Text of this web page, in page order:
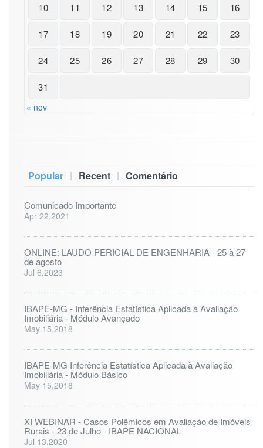
10 11 12 13 14 15 16
17 18 19 20 21 22 23
24 25 26 27 28 29 30
31
« nov
Popular | Recent | Comentário
Comunicado Importante
Apr 22,2021
ONLINE: LAUDO PERICIAL DE ENGENHARIA - 25 à 27
de agosto
Jul 6,2023
IBAPE-MG - Inferência Estatística Aplicada à Avaliação
Imobiliária - Módulo Avançado
May 15,2018
IBAPE-MG Inferência Estatística Aplicada à Avaliação
Imobiliária - Módulo Básico
May 15,2018
XI WEBINAR - Casos Polêmicos em Avaliação de Imóveis
Rurais - 23 de Julho - IBAPE NACIONAL
Jul 13,2020